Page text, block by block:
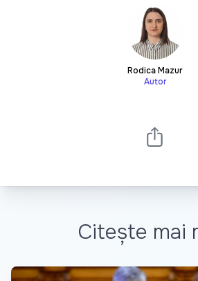
Rodica Mazur
Autor
Citește mai